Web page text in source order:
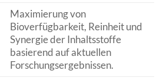
Maximierung von
Bioverfügbarkeit, Reinheit und
Synergie der Inhaltsstoffe
basierend auf aktuellen
Forschungsergebnissen.